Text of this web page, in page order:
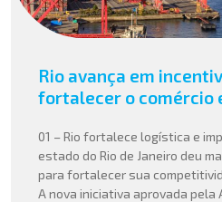
Rio avança em
fortalecer o comércio
01 – Rio fortalece logística e
estado do Rio de Janeiro deu
para fortalecer sua
A nova iniciativa aprovada